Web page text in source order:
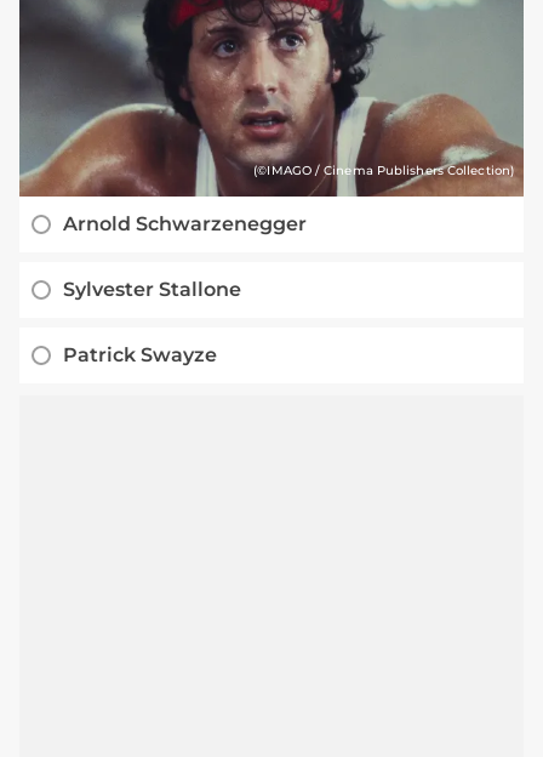
(©IMAGO / Cinema Publishers Collection)
Arnold Schwarzenegger
Sylvester Stallone
Patrick Swayze